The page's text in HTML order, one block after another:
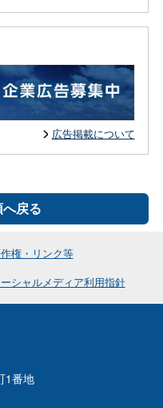
広告掲載について
戻る
権・リンク等
シャルメディア利用指針
1番地